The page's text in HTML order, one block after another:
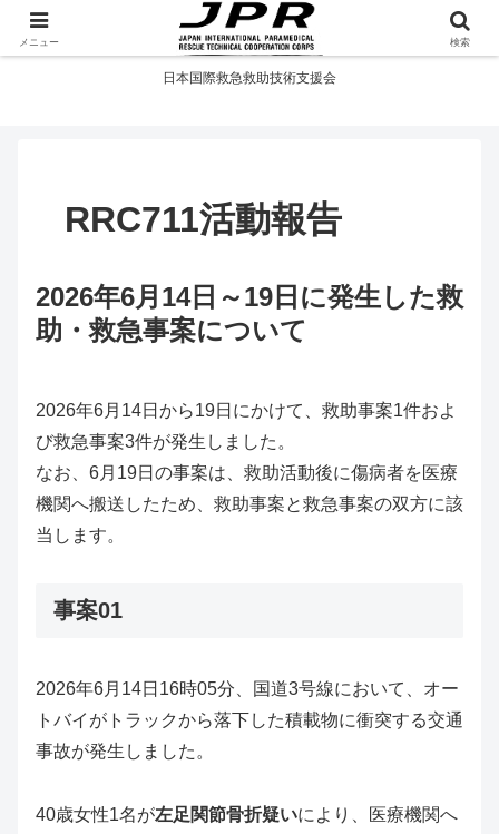
If you want to go fast, go alone. If you want to go far, go together.
日本国際救急救助技術支援会
RRC711活動報告
2026年6月14日～19日に発生した救
助・救急事案について
2026年6月14日から19日にかけて、救助事案1件およ
び救急事案3件が発生しました。
なお、6月19日の事案は、救助活動後に傷病者を医療
機関へ搬送したため、救助事案と救急事案の双方に該
当します。
事案01
2026年6月14日16時05分、国道3号線において、オー
トバイがトラックから落下した積載物に衝突する交通
事故が発生しました。
40歳女性1名が左足関節骨折疑いにより、医療機関へ
メニュー 検索